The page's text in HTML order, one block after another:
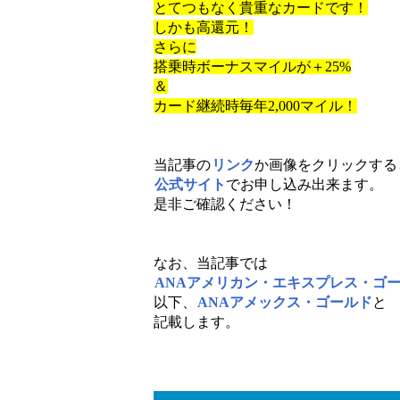
とてつもなく貴重なカードです！
しかも高還元！
さらに
搭乗時ボーナスマイルが＋25%
＆
カード継続時毎年2,000マイル！
当記事の リンクか画像をクリックする
公式サイト でお申し込み出来ます。
是非ご確認ください！
なお、当記事では
ANAアメリカン・エキスプレス・ゴ
以下、
ANAアメックス・ゴールドと
記載します。